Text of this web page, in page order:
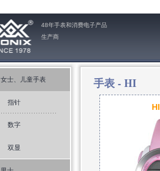
48年手表和消费电子产品
生产商
女士、儿童手表
指针
数字
双显
手表 - HI